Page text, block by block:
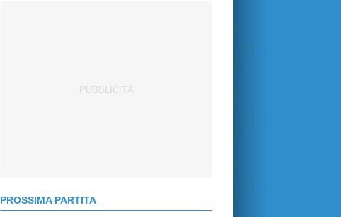
PROSSIMA PARTITA